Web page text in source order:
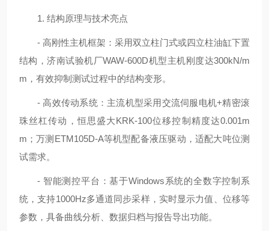
1. 结构原理与技术亮点
- 高刚性主机框架：采用双立柱门式或四立柱油缸下置
结构，济南试验机厂WAW-600D机型主机刚度达300kN/m
m，有效抑制测试过程中的结构变形。
- 高效传动系统：主流机型采用交流伺服电机+精密滚
珠丝杠传动，恒思盛大KRK-100位移控制精度达0.001m
m；万测ETM105D-A等机型配备液压驱动，适配大吨位测
试需求。
- 智能测控平台：基于Windows系统的全数字控制系
统，支持1000Hz多通道同步采样，实时显示力值、位移等
参数，具备曲线分析、数据归档与报告导出功能。